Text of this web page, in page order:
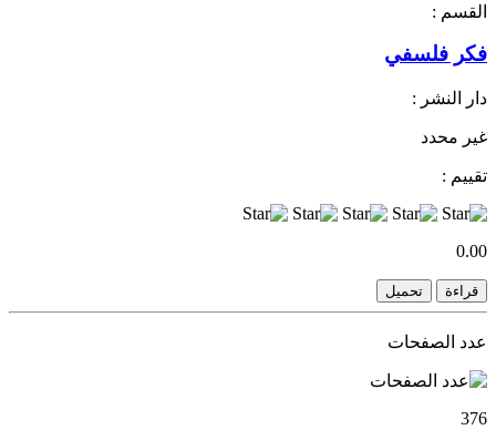
القسم :
فكر فلسفي
دار النشر :
غير محدد
تقييم :
0.00
قراءة تحميل
عدد الصفحات
376